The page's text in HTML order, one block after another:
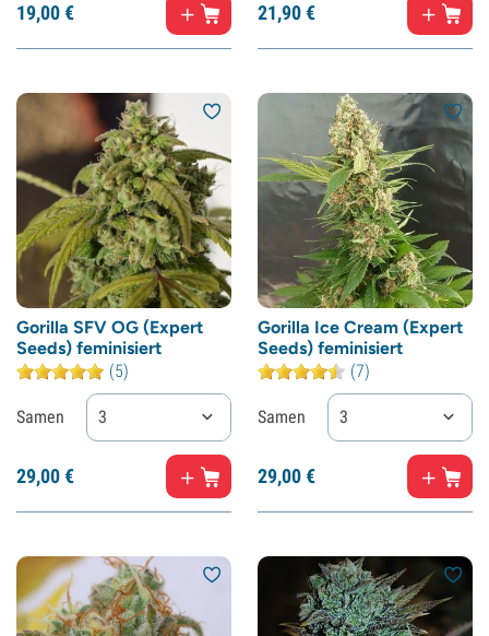
19,00€ 21,90€
Gorilla SFV OG (Expert
Seeds) feminisiert
(5)
Samen 3
29,00€
Gorilla Ice Cream (Expert
Seeds) feminisiert
(7)
Samen 3
29,00€